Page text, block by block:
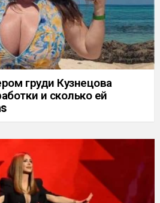
груди Кузнецова
и сколько ей